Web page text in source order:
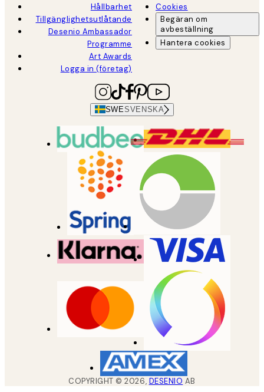
Hållbarhet
Tillgänglighetsutlåtande
Desenio Ambassador
Programme
Art Awards
Logga in (företag)
Cookies
Begäran om
avbeställning
Hantera cookies
SWESVENSKA
COPYRIGHT ©2026, DESENIO AB